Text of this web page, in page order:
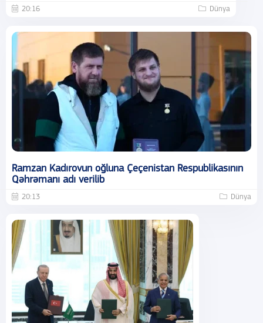
20:16 Dünya
Ramzan Kadırovun oğluna Çeçenistan Respublikasının
Qəhrəmanı adı verilib
20:13 Dünya